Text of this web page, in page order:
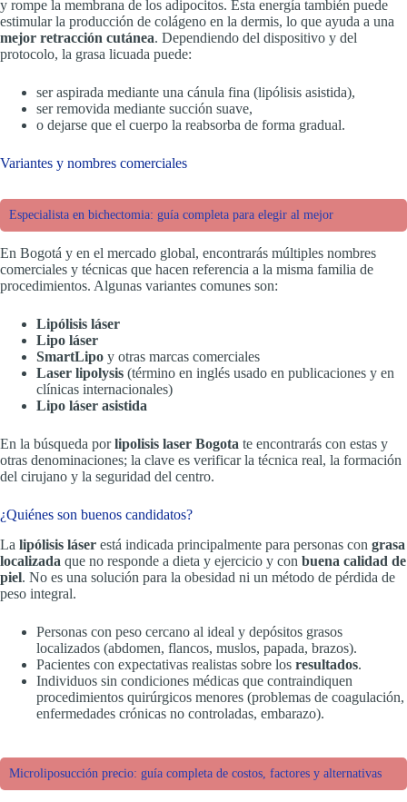
y rompe la membrana de los adipocitos. Esta energía también puede
estimular la producción de colágeno en la dermis, lo que ayuda a una
mejor retracción cutánea. Dependiendo del dispositivo y del
protocolo, la grasa licuada puede:
ser aspirada mediante una cánula fina (lipólisis asistida),
ser removida mediante succión suave,
o dejarse que el cuerpo la reabsorba de forma gradual.
Variantes y nombres comerciales
Especialista en bichectomia: guía completa para elegir al mejor
En Bogotá y en el mercado global, encontrarás múltiples nombres
comerciales y técnicas que hacen referencia a la misma familia de
procedimientos. Algunas variantes comunes son:
Lipólisis láser
Lipo láser
SmartLipo y otras marcas comerciales
Laser lipolysis (término en inglés usado en publicaciones y en
clínicas internacionales)
Lipo láser asistida
En la búsqueda porlipolisis laser Bogota te encontrarás con estas y
otras denominaciones; la clave es verificar la técnica real, la formación
del cirujano y la seguridad del centro.
¿Quiénes son buenos candidatos?
La lipólisis láser está indicada principalmente para personas con grasa
localizada que no responde a dieta y ejercicio y con buena calidad de
piel. No es una solución para la obesidad ni un método de pérdida de
peso integral.
Personas con peso cercano al ideal y depósitos grasos
localizados (abdomen, flancos, muslos, papada, brazos).
Pacientes con expectativas realistas sobre los resultados.
Individuos sin condiciones médicas que contraindiquen
procedimientos quirúrgicos menores (problemas de coagulación,
enfermedades crónicas no controladas, embarazo).
Microliposucción precio: guía completa de costos, factores y alternativas